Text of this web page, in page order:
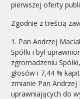
pierwszej oferty
Zgodnie z treścią
1. Pan Andrzej
Spółki i był
zgromadzeniu
głosów i 7,44 %
zmianie Pan
uprawniających do